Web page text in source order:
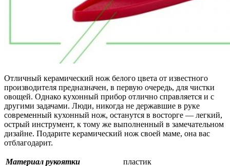
Отличный керамический нож белого цвета от известного
производителя предназначен, в первую очередь, для чистки
овощей. Однако кухонный прибор отлично справляется и с
другими задачами. Люди, никогда не державшие в руке
современный кухонный нож, останутся в восторге — легкий,
острый инструмент, к тому же выполненный в замечательном
дизайне. Подарите керамический нож своей маме, она вас
отблагодарит.
Материал рукоятки
пластик